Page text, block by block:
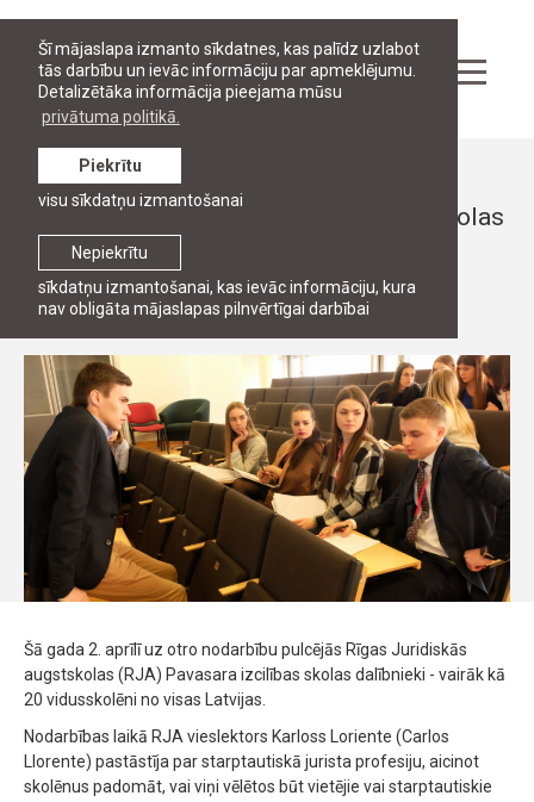
Šī mājaslapa izmanto sīkdatnes, kas palīdz uzlabot
tās darbību un ievāc informāciju par apmeklējumu.
Detalizētāka informācija pieejama mūsu
privātuma politikā.
Nepiekrītu
sīkdatņu izmantošanai, kas ievāc informāciju, kura
nav obligāta mājaslapas pilnvērtīgai darbībai
Piekrītu
visu sīkdatņu izmantošanai
Ziņas
RJA notiek notiek Pavasara izcilības skolas
otrā nodarbība
4. aprīlis, 2016
Šā gada 2. aprīlī uz otro nodarbību pulcējās Rīgas Juridiskās
augstskolas (RJA) Pavasara izcilības skolas dalībnieki - vairāk kā
20 vidusskolēni no visas Latvijas.
Nodarbības laikā RJA vieslektors Karloss Loriente (Carlos
Llorente) pastāstīja par starptautiskā jurista profesiju, aicinot
skolēnus padomāt, vai viņi vēlētos būt vietējie vai starptautiskie